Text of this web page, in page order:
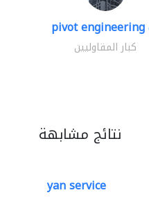
pivot engineering
كبار المقاوليين
نتائج مشابهة
yan service